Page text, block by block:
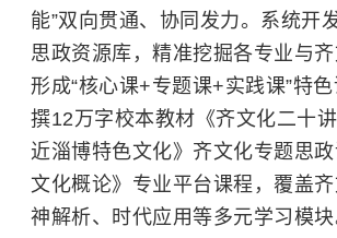
能”双向贯通、协同发力。系统开
思政资源库，精准挖掘各专业与齐
形成“核心课+专题课+实践课”特
撰12万字校本教材《齐文化二十
近淄博特色文化》齐文化专题思
文化概论》专业平台课程，覆盖
神解析、时代应用等多元学习模